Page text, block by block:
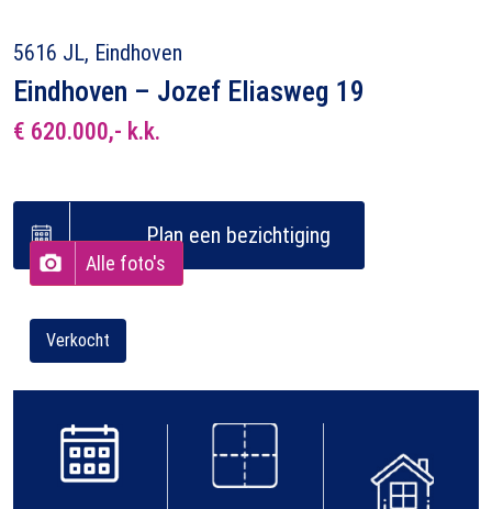
5616 JL, Eindhoven
Eindhoven – Jozef Eliasweg 19
€ 620.000,- k.k.
Plan een bezichtiging
Verkocht
Alle foto's